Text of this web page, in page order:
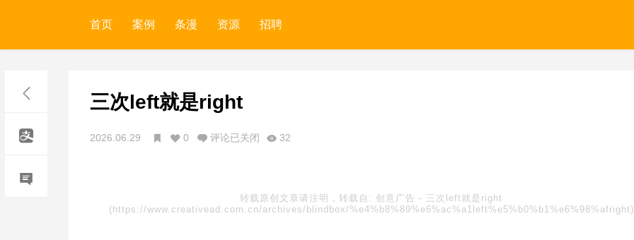
首页 案例 条漫 资源 招聘
三次left就是right
2026.06.29 0 评论已关闭 32
转载原创文章请注明，转载自: 创意广告 - 三次left就是right
(https://www.creativead.com.cn/archives/blindbox/%e4%b8%89%e6%ac%a1left%e5%b0%b1%e6%98%afright)